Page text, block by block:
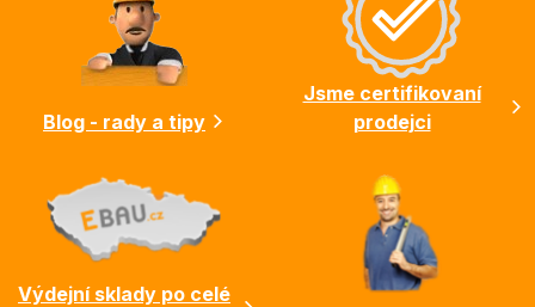
Blog - rady a tipy
Jsme certifikovaní
prodejci
Výdejní sklady po celé